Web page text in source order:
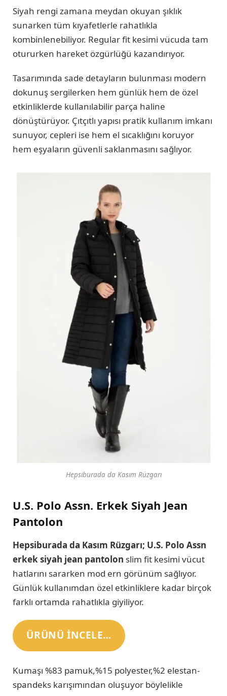
Siyah rengi zamana meydan okuyan şıklık
sunarken tüm kıyafetlerle rahatlıkla
kombinlenebiliyor. Regular fit kesimi vücuda tam
otururken hareket özgürlüğü kazandırıyor.
Tasarımında sade detayların bulunması modern
dokunuş sergilerken hem günlük hem de özel
etkinliklerde kullanılabilir parça haline
dönüştürüyor. Çıtçıtlı yapısı pratik kullanım imkanı
sunuyor, cepleri ise hem el sıcaklığını koruyor
hem eşyaların güvenli saklanmasını sağlıyor.
Hepsiburada da Kasım Rüzgarı
U.S. Polo Assn. Erkek Siyah Jean
Pantolon
Hepsiburada da Kasım Rüzgarı; U.S. Polo Assn
erkek siyah jean pantolon slim fit kesimi vücut
hatlarını sararken mod ern görünüm sağlıyor.
Günlük kullanımdan özel etkinliklere kadar birçok
farklı ortamda rahatlıkla giyiliyor.
ÜRÜNÜ INCELE…
Kumaşı %83 pamuk,%15 polyester,%2 elestan-
spandeks karışımından oluşuyor böylelikle